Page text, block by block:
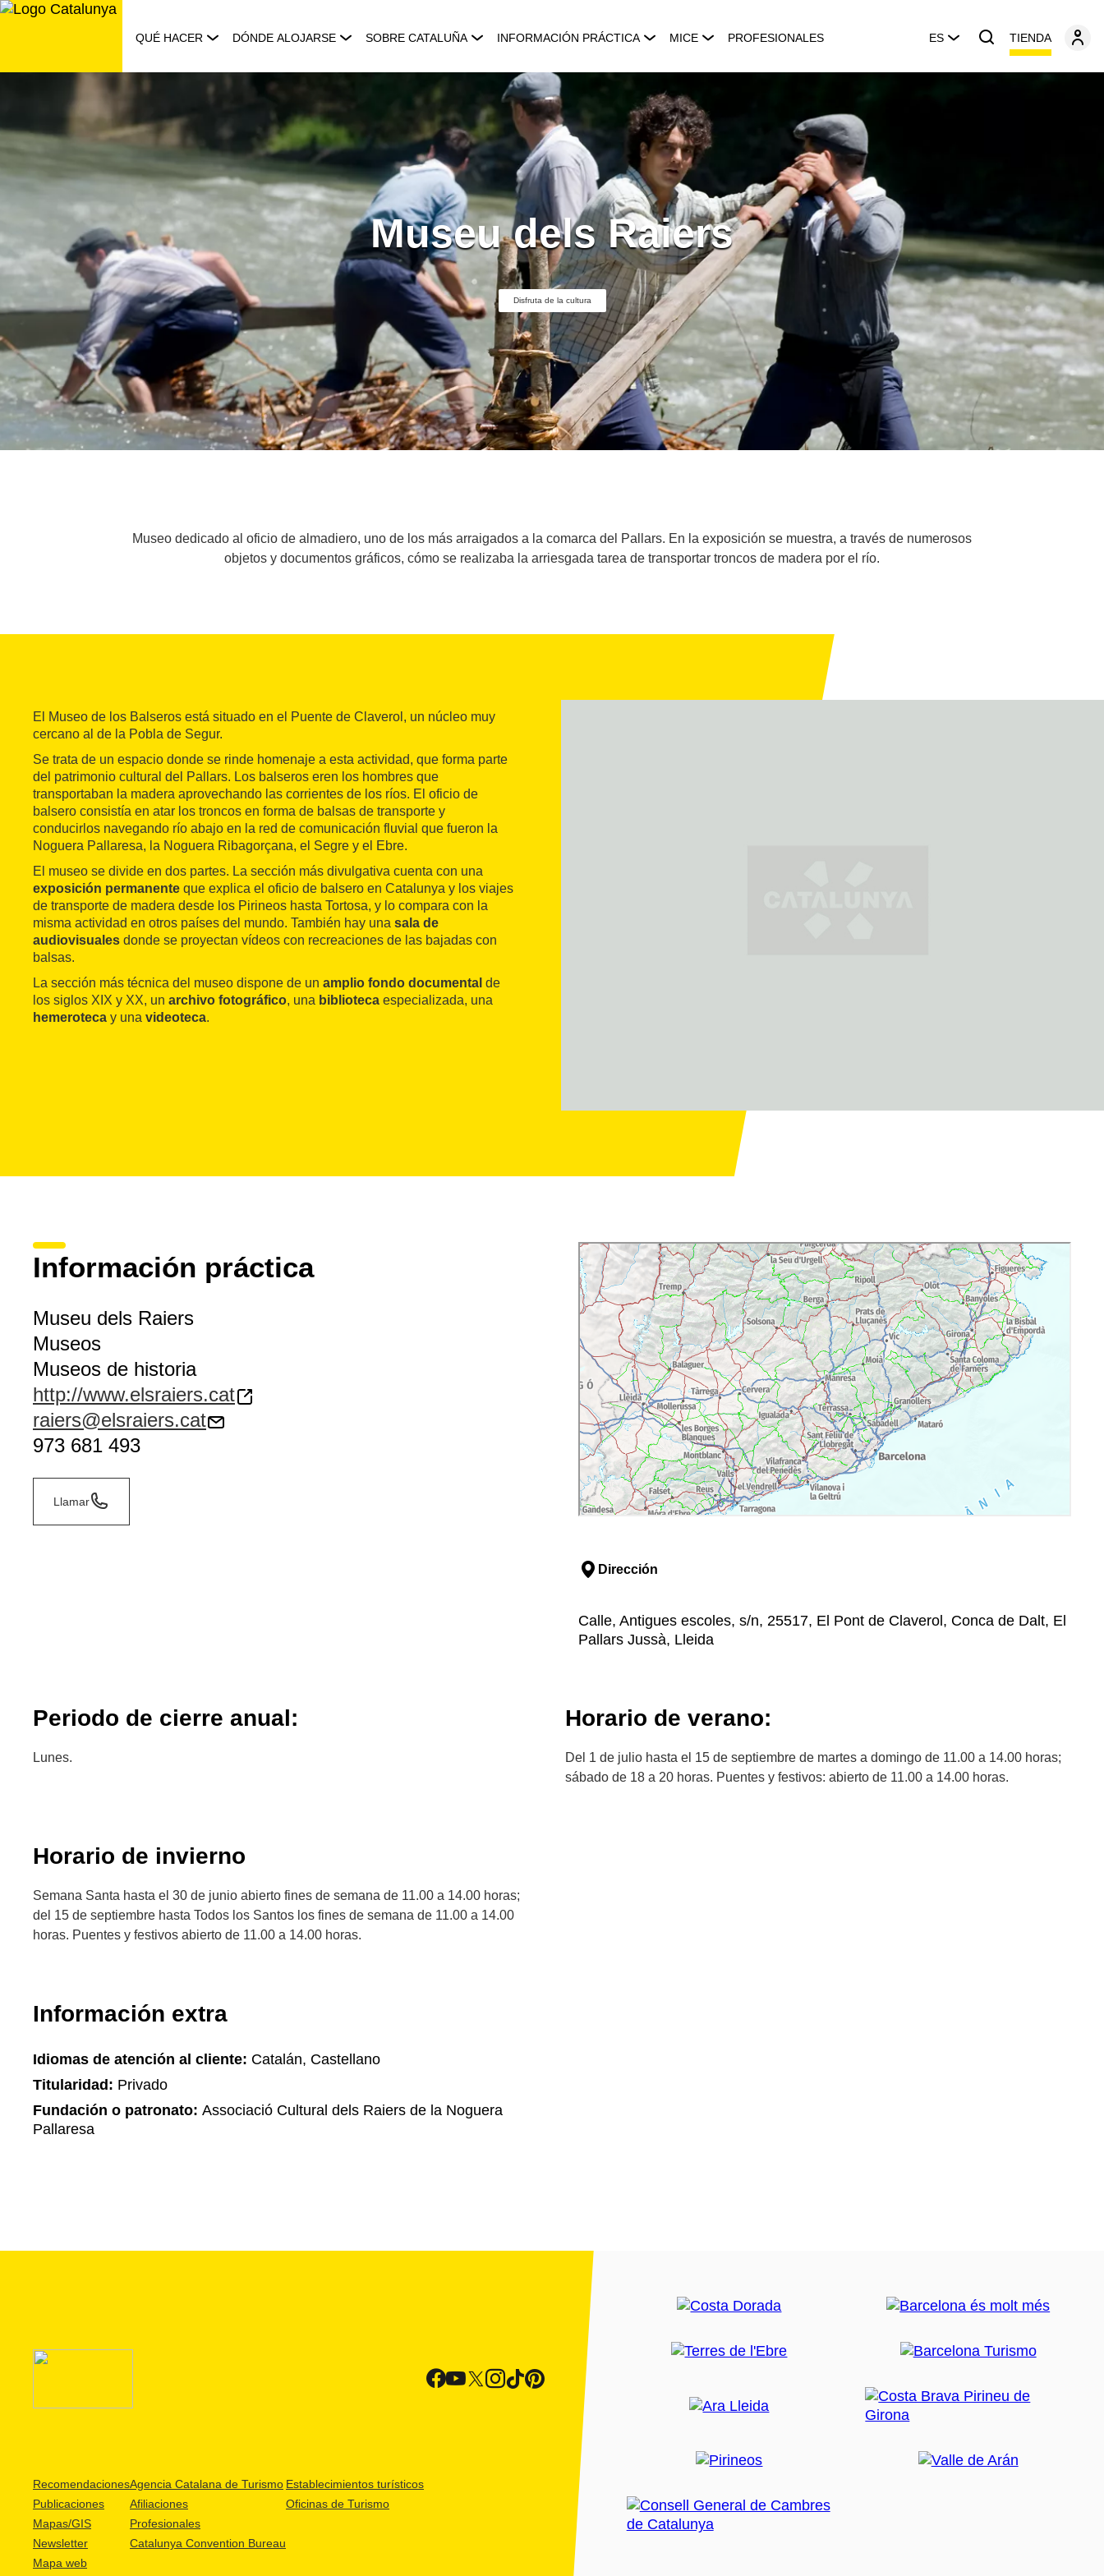
Saltar
QUÉ HACER DÓNDE ALOJARSE SOBRE CATALUÑA INFORMACIÓN PRÁCTICA MICE PROFESIONALES ES TIENDA
Museu dels Raiers
Disfruta de la cultura
Museo dedicado al oficio de almadiero, uno de los más arraigados a la comarca del Pallars. En la exposición se muestra, a través de numerosos
objetos y documentos gráficos, cómo se realizaba la arriesgada tarea de transportar troncos de madera por el río.
El Museo de los Balseros está situado en el Puente de Claverol, un núcleo muy
cercano al de la Pobla de Segur.
Se trata de un espacio donde se rinde homenaje a esta actividad, que forma parte
del patrimonio cultural del Pallars. Los balseros eren los hombres que
transportaban la madera aprovechando las corrientes de los ríos. El oficio de
balsero consistía en atar los troncos en forma de balsas de transporte y
conducirlos navegando río abajo en la red de comunicación fluvial que fueron la
Noguera Pallaresa, la Noguera Ribagorçana, el Segre y el Ebre.
El museo se divide en dos partes. La sección más divulgativa cuenta con una
exposición permanente que explica el oficio de balsero en Catalunya y los viajes
de transporte de madera desde los Pirineos hasta Tortosa, y lo compara con la
misma actividad en otros países del mundo. También hay una sala de
audiovisuales donde se proyectan vídeos con recreaciones de las bajadas con
balsas.
La sección más técnica del museo dispone de un amplio fondo documental de
los siglos XIX y XX, un archivo fotográfico, una biblioteca especializada, una
hemeroteca y una videoteca.
Información práctica
Museu dels Raiers
Museos
Museos de historia
http://www.elsraiers.cat
raiers@elsraiers.cat
973 681 493
Llamar
Dirección
Calle, Antigues escoles, s/n, 25517, El Pont de Claverol, Conca de Dalt, El
Pallars Jussà, Lleida
Periodo de cierre anual:
Lunes.
Horario de verano:
Del 1 de julio hasta el 15 de septiembre de martes a domingo de 11.00 a 14.00 horas;
sábado de 18 a 20 horas. Puentes y festivos: abierto de 11.00 a 14.00 horas.
Horario de invierno
Semana Santa hasta el 30 de junio abierto fines de semana de 11.00 a 14.00 horas;
del 15 de septiembre hasta Todos los Santos los fines de semana de 11.00 a 14.00
horas. Puentes y festivos abierto de 11.00 a 14.00 horas.
Información extra
Idiomas de atención al cliente: Catalán, Castellano
Titularidad: Privado
Fundación o patronato: Associació Cultural dels Raiers de la Noguera
Pallaresa
Recomendaciones
Publicaciones
Mapas/GIS
Newsletter
Mapa web
Agencia Catalana de Turismo
Afiliaciones
Profesionales
Catalunya Convention Bureau
Establecimientos turísticos
Oficinas de Turismo